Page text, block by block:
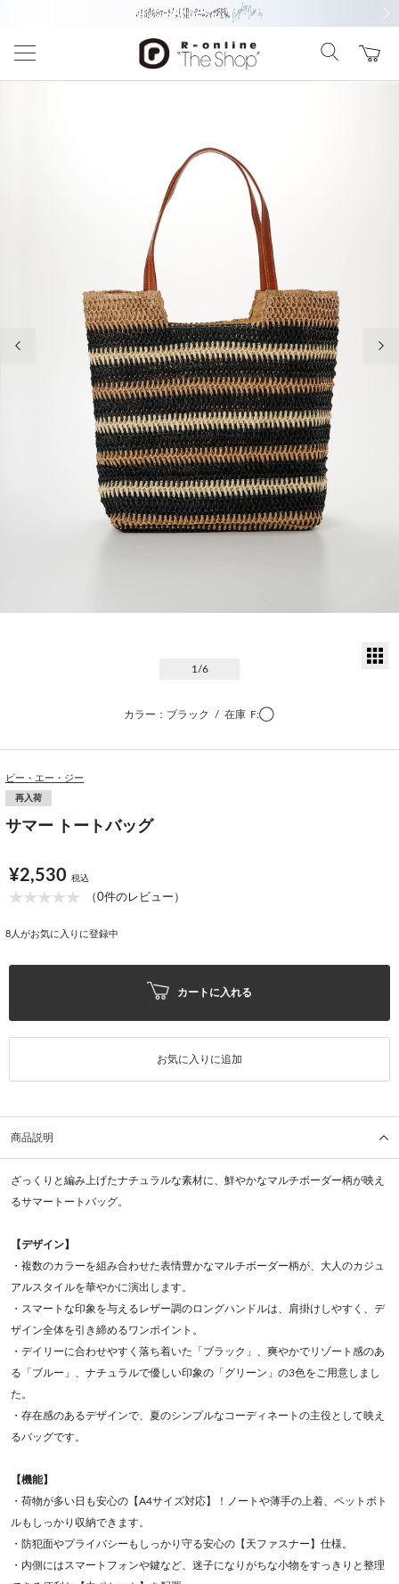
1 /6
カラー：ブラック / 在庫 F:◯
ビー・エー・ジー
再入荷
サマー トートバッグ
¥2,530 税込
（0件のレビュー）
8 人がお気に入りに登録中
カートに入れる
お気に入りに追加
商品説明
ざっくりと編み上げたナチュラルな素材に、鮮やかなマルチボーダー柄が映え
るサマートートバッグ。
【デザイン】
・複数のカラーを組み合わせた表情豊かなマルチボーダー柄が、大人のカジュ
アルスタイルを華やかに演出します。
・スマートな印象を与えるレザー調のロングハンドルは、肩掛けしやすく、デ
ザイン全体を引き締めるワンポイント。
・デイリーに合わせやすく落ち着いた「ブラック」、爽やかでリゾート感のあ
る「ブルー」、ナチュラルで優しい印象の「グリーン」の3色をご用意しまし
た。
・存在感のあるデザインで、夏のシンプルなコーディネートの主役として映え
るバッグです。
【機能】
・荷物が多い日も安心の【A4サイズ対応】！ノートや薄手の上着、ペットボト
ルもしっかり収納できます。
・防犯面やプライバシーもしっかり守る安心の【天ファスナー】仕様。
・内側にはスマートフォンや鍵など、迷子になりがちな小物をすっきりと整理